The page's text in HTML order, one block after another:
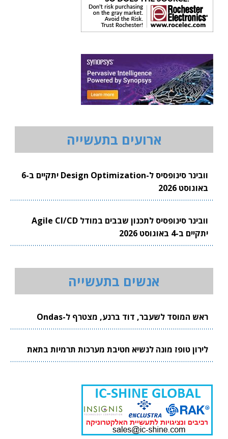
ארועים בתעשייה
וובינר סינופסיס ל-Design Optimization יתקיים ב-6
באוגוסט 2026
וובינר סינופסיס לתכנון שבבים במודל Agile CI/CD
יתקיים ב-4 באוגוסט 2026
אנשים בתעשייה
ראש המוסד לשעבר, דוד ברנע, מצטרף ל-Ondas
לירון טופז מונה לנשיא חטיבת מערכות תרמיות בתאת